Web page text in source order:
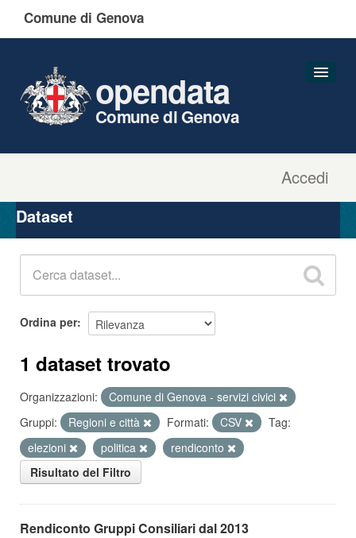
Comune di Genova
Accedi
opendata
Comune di Genova
Organizzazioni
Gruppi
Dataset
Ordina per
1 dataset trovato
Organizzazioni:
Comune di Genova - servizi civici
Gruppi:
Regioni e città Formati: CSV
Tag:
elezioni
politica
rendiconto
Risultato del Filtro
Rendiconto Gruppi Consiliari dal 2013